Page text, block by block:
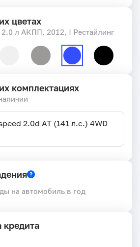
цветах
2.0 л АКПП, 2012, I Рестайлинг
комплектациях
2.0d AT (141 л.с.) 4WD
на автомобиль в год